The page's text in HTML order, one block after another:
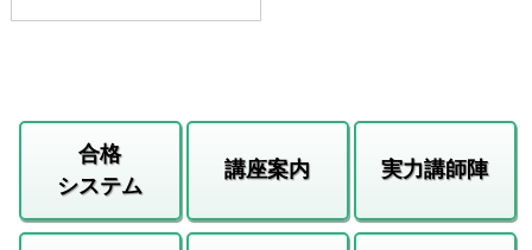
合格
システム
講座案内 実力講師陣